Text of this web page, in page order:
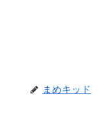
まめキッド